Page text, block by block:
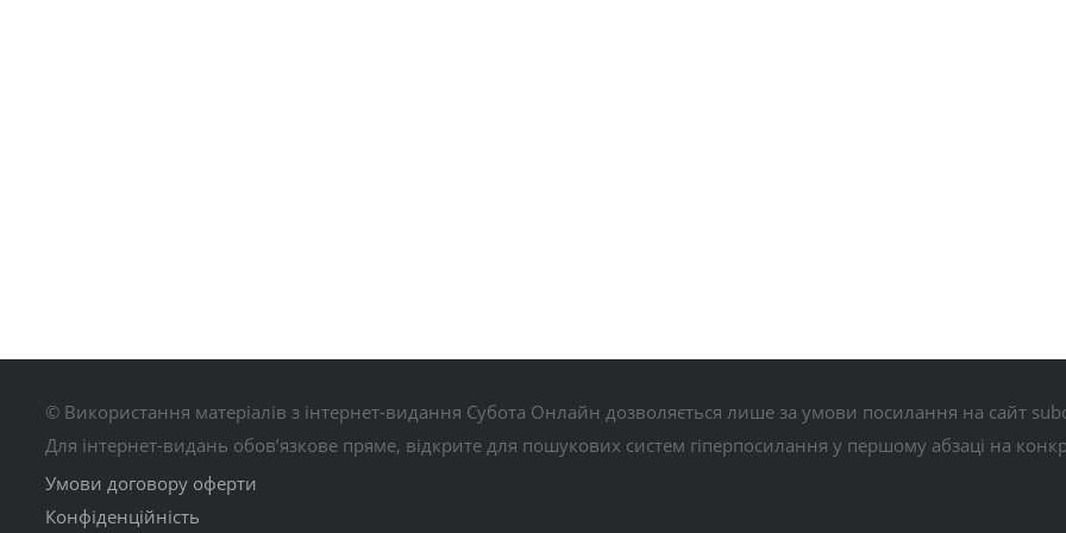
© Використання матеріалів з інтернет-видання Субота Онлайн дозволяється лише за умови посилання на сайт
Для інтернет-видань обов’язкове пряме, відкрите для пошукових систем гіперпосилання у першому абзаці на
Умови договору оферти
Конфіденційність